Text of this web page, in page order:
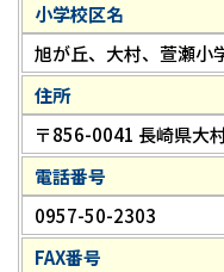
小学校区名
旭が丘、大村、萱瀬小
住所
〒856-0041 長崎県大
電話番号
0957-50-2303
FAX番号